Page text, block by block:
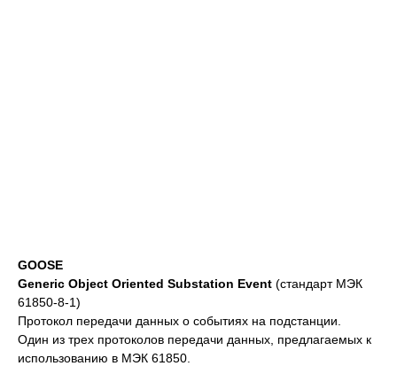
GOOSE
Generic Object Oriented Substation Event (стандарт МЭК
61850-8-1)
Протокол передачи данных о событиях на подстанции.
Один из трех протоколов передачи данных, предлагаемых к
использованию в МЭК 61850.